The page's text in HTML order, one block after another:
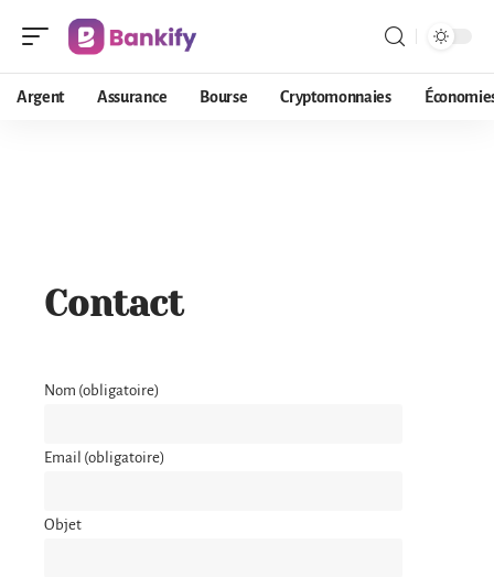
Argent Assurance Bourse Cryptomonnaies
Contact
Nom (obligatoire)
Email (obligatoire)
Objet